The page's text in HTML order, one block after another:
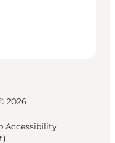
2026
Accessibility